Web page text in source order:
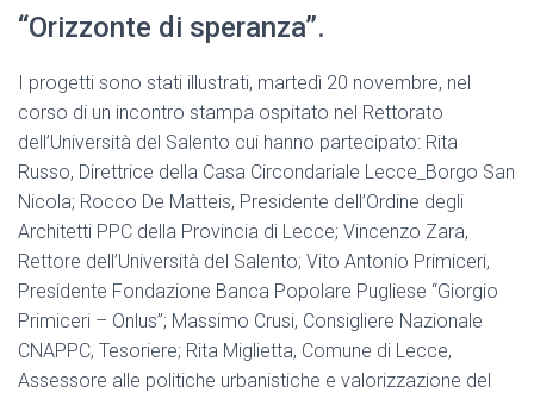
“Orizzonte di speranza”.
I progetti sono stati illustrati, martedì 20 novembre, nel
corso di un incontro stampa ospitato nel Rettorato
dell’Università del Salento cui hanno partecipato: Rita
Russo, Direttrice della Casa Circondariale Lecce_Borgo San
Nicola; Rocco De Matteis, Presidente dell’Ordine degli
Architetti PPC della Provincia di Lecce; Vincenzo Zara,
Rettore dell’Università del Salento; Vito Antonio Primiceri,
Presidente Fondazione Banca Popolare Pugliese “Giorgio
Primiceri – Onlus”; Massimo Crusi, Consigliere Nazionale
CNAPPC, Tesoriere; Rita Miglietta, Comune di Lecce,
Assessore alle politiche urbanistiche e valorizzazione del